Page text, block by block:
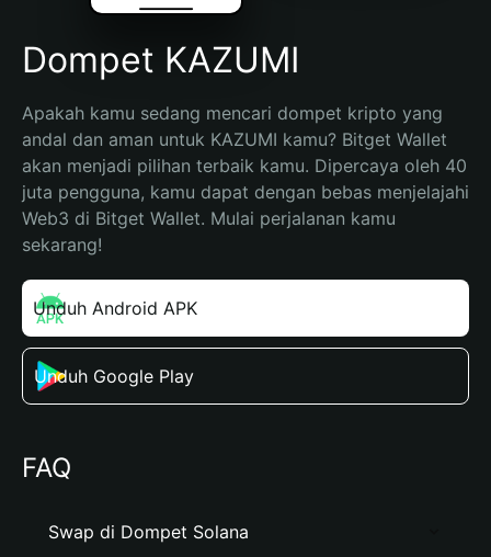
Dompet KAZUMI
Apakah kamu sedang mencari dompet kripto yang
andal dan aman untuk KAZUMI kamu? Bitget Wallet
akan menjadi pilihan terbaik kamu. Dipercaya oleh 40
juta pengguna, kamu dapat dengan bebas menjelajahi
Web3 di Bitget Wallet. Mulai perjalanan kamu
sekarang!
Unduh Android APK
Unduh Google Play
FAQ
Swap di Dompet Solana